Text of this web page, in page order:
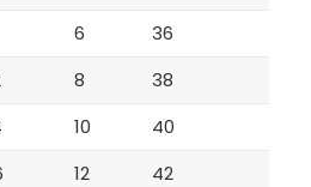
6
36
8
38
10
40
12
42